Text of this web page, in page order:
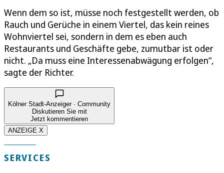
Wenn dem so ist, müsse noch festgestellt werden, ob
Rauch und Gerüche in einem Viertel, das kein reines
Wohnviertel sei, sondern in dem es eben auch
Restaurants und Geschäfte gebe, zumutbar ist oder
nicht. „Da muss eine Interessenabwägung erfolgen“,
sagte der Richter.
Kölner Stadt-Anzeiger · Community
Diskutieren Sie mit
Jetzt kommentieren
ANZEIGE X
SERVICES